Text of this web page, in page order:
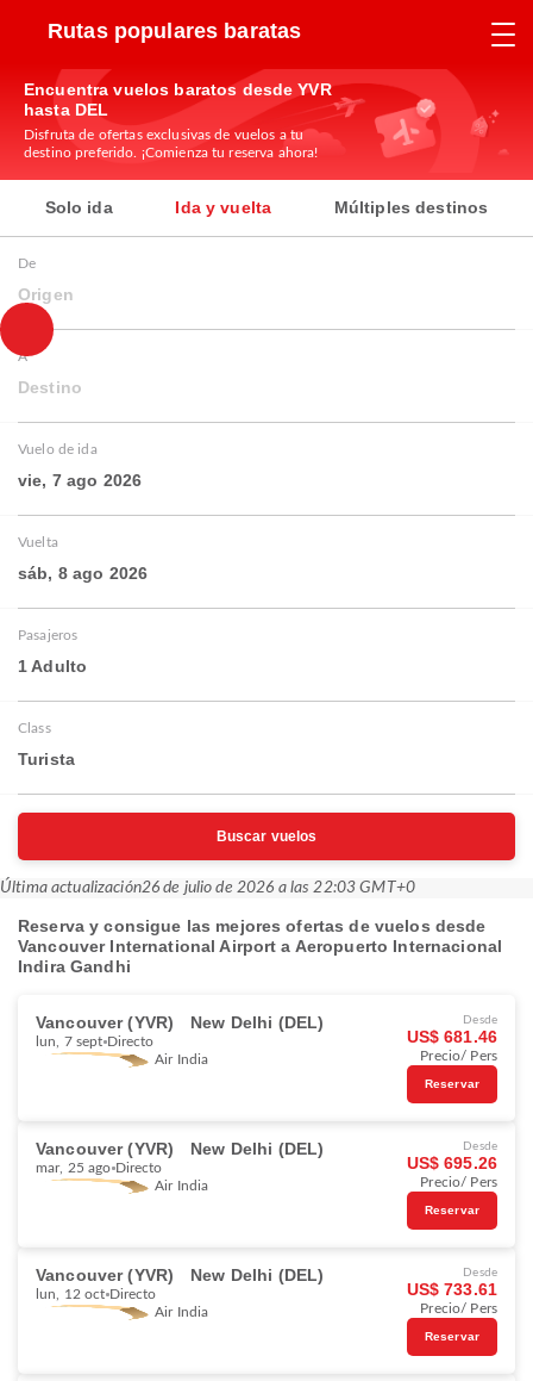
Rutas populares baratas
Encuentra vuelos baratos desde YVR
hasta DEL
Disfruta de ofertas exclusivas de vuelos a tu
destino preferido. ¡Comienza tu reserva ahora!
Solo ida Ida y vuelta Múltiples destinos
De
Origen
A
Destino
Vuelo de ida
vie, 7 ago 2026
Vuelta
sáb, 8 ago 2026
Pasajeros
1 Adulto
Class
Turista
Buscar vuelos
Última actualización26 de julio de 2026 a las 22:03 GMT+0
Reserva y consigue las mejores ofertas de vuelos desde
Vancouver International Airport a Aeropuerto Internacional
Indira Gandhi
Vancouver (YVR) New Delhi (DEL)
lun, 7 sept Directo
Air India
Desde
US$ 681.46
Precio/ Pers
Reservar
Vancouver (YVR) New Delhi (DEL)
mar, 25 ago Directo
Air India
Desde
US$ 695.26
Precio/ Pers
Reservar
Vancouver (YVR) New Delhi (DEL)
lun, 12 oct Directo
Air India
Desde
US$ 733.61
Precio/ Pers
Reservar